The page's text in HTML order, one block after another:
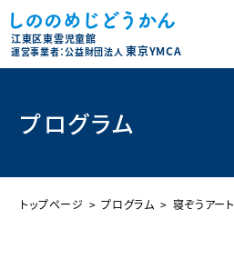
江東区東雲児童館
運営事業者：公益財団法人東京YMCA
プログラム
トップページ プログラム 寝ぞうアート